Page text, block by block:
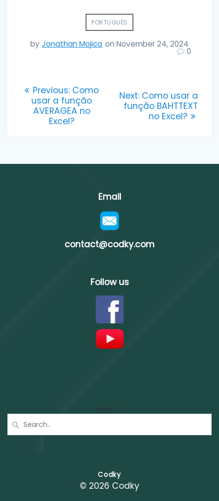
PORTUGUÊS
byJonathan Mojica on November 24, 2024
0
Post
navigation
Previous: Previous
post:
Como
usar a função
AVERAGEA no
Excel?
Next: Next
post:
Como usar a
função BAHTTEXT
no Excel?
Email
contact@codky.com
Follow us
Codky
© 2026 Codky